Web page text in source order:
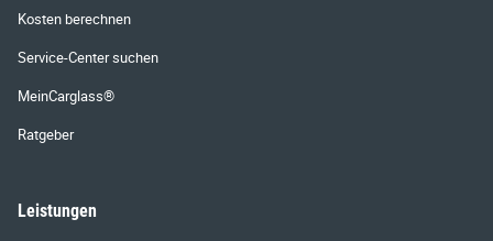
Kosten berechnen
Service-Center suchen
MeinCarglass®
Ratgeber
Leistungen